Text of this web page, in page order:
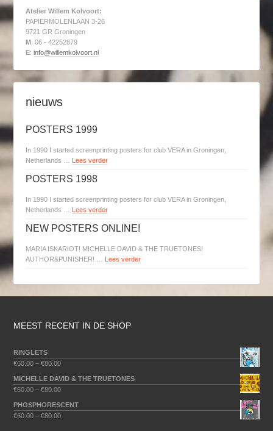
Atelier Willem Kolvoort:
PAPIERMOLENLAAN 3-26
9721 GR Groningen
M: 06 - 42252879
E:info@willemkolvoort.nl
nieuws
POSTERS 1999
In 1990 I started screenprinting posters for club VERA in Groningen,
Netherlands … Lees verder
POSTERS 1998
In 1990 I started screenprinting posters for club VERA in Groningen,
Netherlands … Lees verder
NEW POSTERS ONLINE!
MARIA ISKARIOT! MICHELLE DAVID & THE TRUETONES!
AUTHOR&PUNISHER! … Lees verder
MEEST RECENT IN DE SHOP
RINGLETS
€60.00 –€80.00
MICHELLE DAVID & THE TRUETONES
€60.00 –€80.00
PHOSPHORESCENT
€60.00 –€80.00